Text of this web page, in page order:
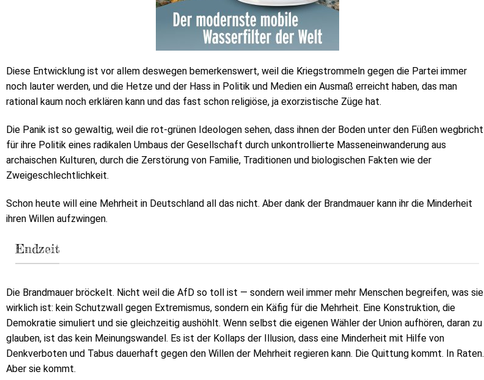
Diese Entwicklung ist vor allem deswegen bemerkenswert, weil die Kriegstrommeln gegen die Partei immer
noch lauter werden, und die Hetze und der Hass in Politik und Medien ein Ausmaß erreicht haben, das man
rational kaum noch erklären kann und das fast schon religiöse, ja exorzistische Züge hat.
Die Panik ist so gewaltig, weil die rot-grünen Ideologen sehen, dass ihnen der Boden unter den Füßen wegbricht
für ihre Politik eines radikalen Umbaus der Gesellschaft durch unkontrollierte Masseneinwanderung aus
archaischen Kulturen, durch die Zerstörung von Familie, Traditionen und biologischen Fakten wie der
Zweigeschlechtlichkeit.
Schon heute will eine Mehrheit in Deutschland all das nicht. Aber dank der Brandmauer kann ihr die Minderheit
ihren Willen aufzwingen.
Endzeit
Die Brandmauer bröckelt. Nicht weil die AfD so toll ist — sondern weil immer mehr Menschen begreifen, was sie
wirklich ist: kein Schutzwall gegen Extremismus, sondern ein Käfig für die Mehrheit. Eine Konstruktion, die
Demokratie simuliert und sie gleichzeitig aushöhlt. Wenn selbst die eigenen Wähler der Union aufhören, daran zu
glauben, ist das kein Meinungswandel. Es ist der Kollaps der Illusion, dass eine Minderheit mit Hilfe von
Denkverboten und Tabus dauerhaft gegen den Willen der Mehrheit regieren kann. Die Quittung kommt. In Raten.
Aber sie kommt.